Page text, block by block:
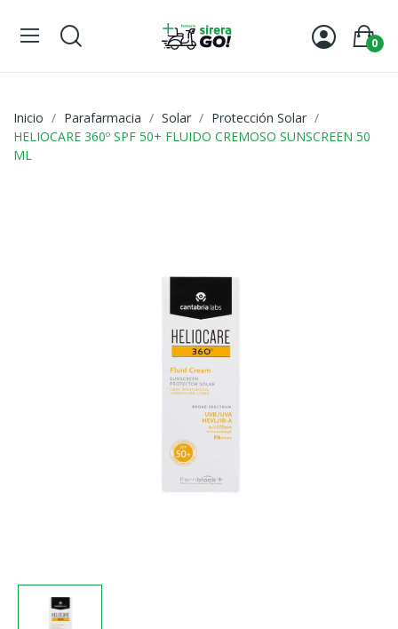
0
Inicio Parafarmacia Solar
Protección Solar
HELIOCARE 360º SPF 50+ FLUIDO CREMOSO SUNSCREEN 50
ML